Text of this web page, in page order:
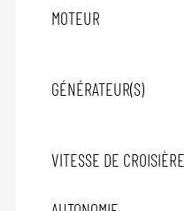
MOTEUR
GÉNÉRATEUR(S)
VITESSE DE CROISIÈRE